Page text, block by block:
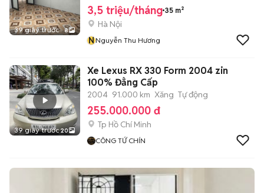
39 giây trước 8
3,5 triệu/tháng 35 m²
Hà Nội
NNguyễn Thu Hương
39 giây trước20
Xe Lexus RX 330 Form 2004 zin
100% Đẳng Cấp
2004 91.000 km Xăng Tự động
255.000.000 đ
Tp Hồ Chí Minh
CÔNG TỨ CHÍN